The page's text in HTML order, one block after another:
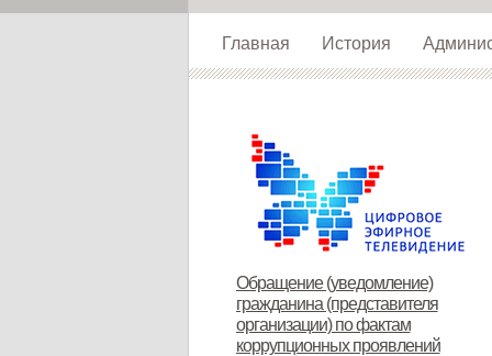
Главная История
Обращение (уведомление)
гражданина (представителя
организации) по фактам
коррупционных проявлений